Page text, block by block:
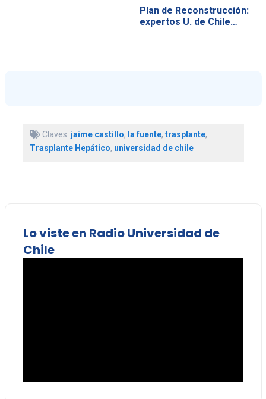
Plan de Reconstrucción:
expertos U. de Chile…
Claves: jaime castillo, la fuente, trasplante,
Trasplante Hepático, universidad de chile
Lo viste en Radio Universidad de
Chile